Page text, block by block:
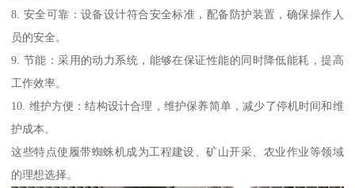
8. 安全可靠：设备设计符合安全标准，配备防护装置，确保操作人
员的安全。
9. 节能：采用的动力系统，能够在保证性能的同时降低能耗，提高
工作效率。
10. 维护方便：结构设计合理，维护保养简单，减少了停机时间和维
护成本。
这些特点使履带蜘蛛机成为工程建设、矿山开采、农业作业等领域
的理想选择。